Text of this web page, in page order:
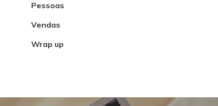
Pessoas
Vendas
Wrap up